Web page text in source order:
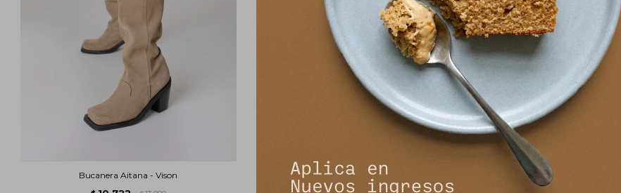
Bucanera Aitana - Vison